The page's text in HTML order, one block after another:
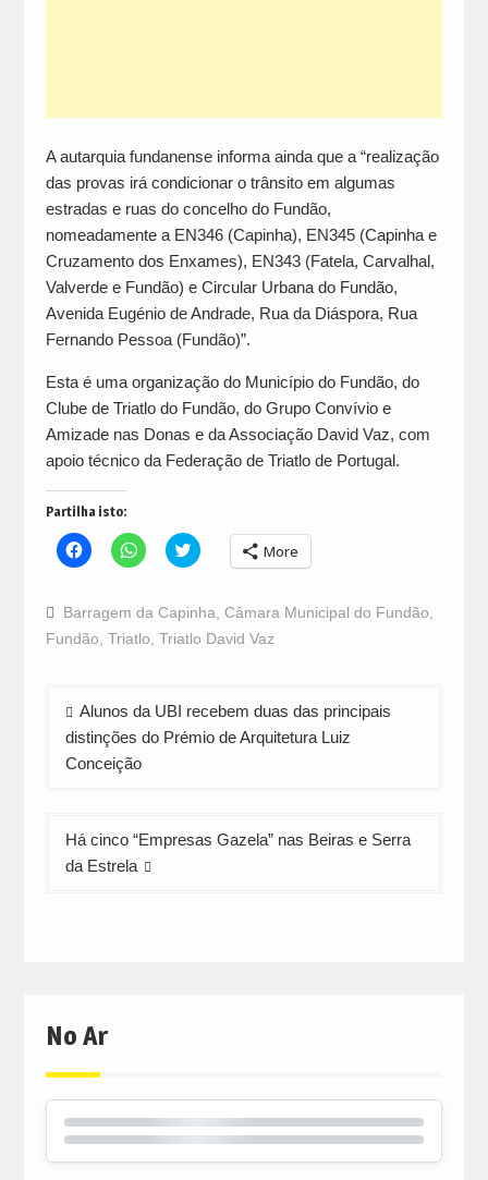
A autarquia fundanense informa ainda que a “realização
das provas irá condicionar o trânsito em algumas
estradas e ruas do concelho do Fundão,
nomeadamente a EN346 (Capinha), EN345 (Capinha e
Cruzamento dos Enxames), EN343 (Fatela, Carvalhal,
Valverde e Fundão) e Circular Urbana do Fundão,
Avenida Eugénio de Andrade, Rua da Diáspora, Rua
Fernando Pessoa (Fundão)”.
Esta é uma organização do Município do Fundão, do
Clube de Triatlo do Fundão, do Grupo Convívio e
Amizade nas Donas e da Associação David Vaz, com
apoio técnico da Federação de Triatlo de Portugal.
Partilha isto:
Click
to
Facebook
(Opens
in
new
Click
to
WhatsApp
(Opens
in
new
Click
to
Twitter
(Opens
in
new
More
Barragem da Capinha Câmara Municipal do Fundão
Fundão Triatlo Triatlo David Vaz
Navegação
de
artigos
Alunos da UBI recebem duas das principais
distinções do Prémio de Arquitetura Luiz
Conceição
Há cinco “Empresas Gazela” nas Beiras e Serra
da Estrela
No Ar